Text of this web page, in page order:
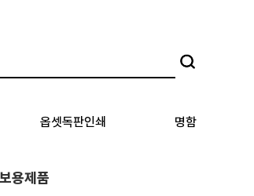
옵셋독판인쇄 명함
용제품